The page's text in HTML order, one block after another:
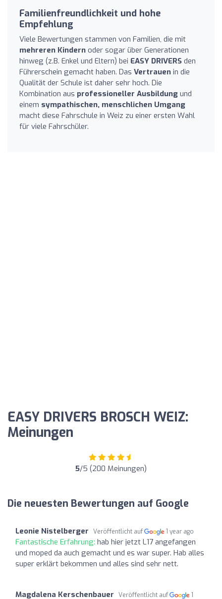
Familienfreundlichkeit und hohe
Empfehlung
Viele Bewertungen stammen von Familien, die mit
mehreren Kindern oder sogar über Generationen
hinweg (z.B. Enkel und Eltern) bei EASY DRIVERS den
Führerschein gemacht haben. Das Vertrauen in die
Qualität der Schule ist daher sehr hoch. Die
Kombination aus professioneller Ausbildung und
einem sympathischen, menschlichen Umgang
macht diese Fahrschule in Weiz zu einer ersten Wahl
für viele Fahrschüler.
EASY DRIVERS BROSCH WEIZ:
Meinungen
5/5 (200 Meinungen)
Die neuesten Bewertungen auf Google
Leonie Nistelberger Veröffentlicht auf 1 year ago
Fantastische Erfahrung: hab hier jetzt L17 angefangen
und moped da auch gemacht und es war super. Hab alles
super erklärt bekommen und alles sind sehr nett.
Magdalena Kerschenbauer Veröffentlicht auf
1